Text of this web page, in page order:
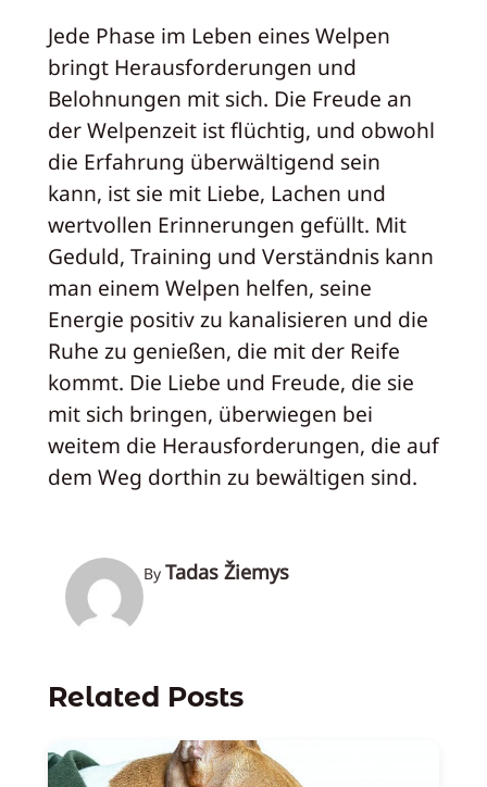
Jede Phase im Leben eines Welpen
bringt Herausforderungen und
Belohnungen mit sich. Die Freude an
der Welpenzeit ist flüchtig, und obwohl
die Erfahrung überwältigend sein
kann, ist sie mit Liebe, Lachen und
wertvollen Erinnerungen gefüllt. Mit
Geduld, Training und Verständnis kann
man einem Welpen helfen, seine
Energie positiv zu kanalisieren und die
Ruhe zu genießen, die mit der Reife
kommt. Die Liebe und Freude, die sie
mit sich bringen, überwiegen bei
weitem die Herausforderungen, die auf
dem Weg dorthin zu bewältigen sind.
By Tadas Žiemys
Related Posts